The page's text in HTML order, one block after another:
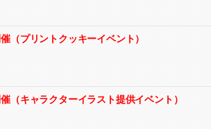
（プリントクッキーイベント）
（キャラクターイラスト提供イベント）